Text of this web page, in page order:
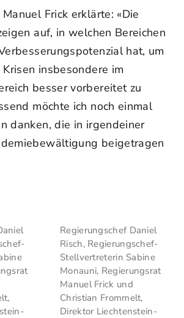
Frick erklärte: «Die
auf, in welchen Bereichen
hat, um
insbesondere im
besser vorbereitet zu
möchte ich noch einmal
danken, die in irgendeiner
beigetragen
Regierungschef Daniel
Risch, Regierungschef-
Stellvertreterin Sabine
Monauni, Regierungsrat
Manuel Frick und
Christian Frommelt,
Direktor Liechtenstein-